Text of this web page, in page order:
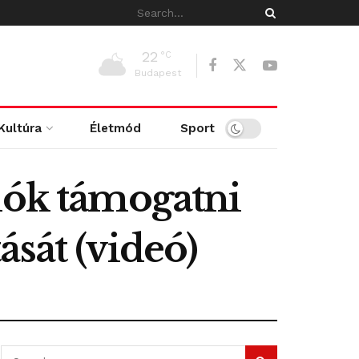
22 °C
Budapest
Életmód Sport
támogatni
(videó)